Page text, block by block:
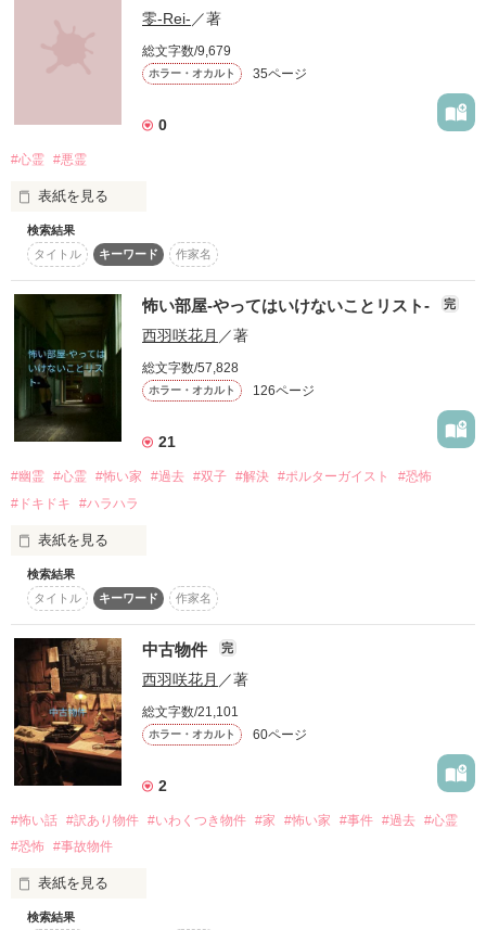
再就職した病院は、恐ろしい場所だった……。
零-Rei- ／著
総文字数/9,679
ホラー・オカルト 35ページ
0
#心霊 #悪霊
表紙を見る
☆恐怖の中でこそ、愛は輝く。心霊ホラーとラブストーリーを
融合させた恐怖の心霊ラブホラーです。
----------------
あなたは人の命を殺めたことはおありでしょうか？
えぇ、えぇ、もちろんないのならばよいのです。
でも、もし万が一にもおありでしたらご用心ください。
そう、背中に何か気配を感じるでしょう？
それはきっと・・・。
今、血塗られた死の復讐劇の幕が上がる。
----------------
2014年
1月20日連載開始予定
都市伝説　呪い　祟り 悪霊　血　狂気　怖い　恋愛　片思い
片想い　裏切り　浮気　三角関係　復讐　怨み　夏　感動　/
検索結果
タイトル
キーワード 作家名
怖い部屋-やってはいけないことリスト- 完
西羽咲花月 ／著
総文字数/57,828
ホラー・オカルト 126ページ
21
#幽霊 #心霊 #怖い家 #過去 #双子 #解決 #ポルターガイスト
#恐怖
#ドキドキ
#ハラハラ
表紙を見る
「やってはいけないことリスト」
冬休み中に友人の親戚が経営しているコテージへやってきた双
子。
そこで見つけたのは誰かが書き残した『この部屋でやってはい
けないことリスト』だった。
リビングにある鏡の布を取ってはいけない。
血のついた包丁を探してはいけない。
お風呂で鼻歌を歌ってはいけない。
検索結果
タイトル
キーワード 作家名
中古物件 完
西羽咲花月 ／著
総文字数/21,101
ホラー・オカルト 60ページ
2
#怖い話 #訳あり物件 #いわくつき物件 #家 #怖い家 #事件 #過去 #心霊
#恐怖
#事故物件
表紙を見る
「中古物件」
検索結果